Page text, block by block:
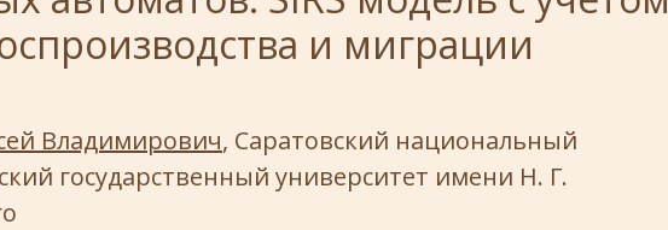
и миграции
Владимирович, Саратовский национальный
государственный университет имени Н. Г.